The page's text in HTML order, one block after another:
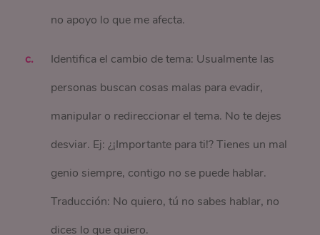
no apoyo lo que me afecta.
Identifica el cambio de tema: Usualmente las
personas buscan cosas malas para evadir,
manipular o redireccionar el tema. No te dejes
desviar. Ej: ¿¡Importante para ti!? Tienes un mal
genio siempre, contigo no se puede hablar.
Traducción: No quiero, tú no sabes hablar, no
dices lo que quiero.